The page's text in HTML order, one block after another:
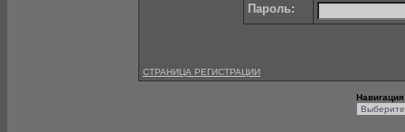
Пароль:
СТРАНИЦА РЕГИСТРАЦИИ